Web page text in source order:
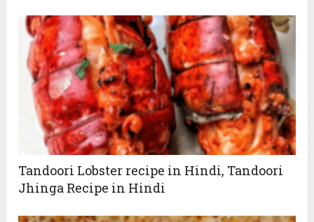
Tandoori Lobster recipe in Hindi, Tandoori
Jhinga Recipe in Hindi